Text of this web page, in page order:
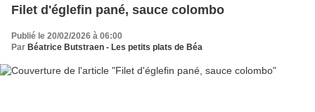
Filet d'églefin pané, sauce colombo
Publié le 20/02/2026 à 06:00
Par Béatrice Butstraen - Les petits plats de Béa